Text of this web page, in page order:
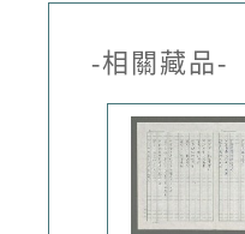
-相關藏品-